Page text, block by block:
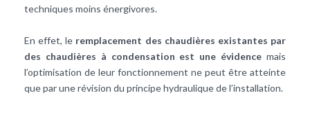
techniques moins énergivores.
En effet, le remplacement des chaudières existantes par
des chaudières à condensation est une évidence mais
l’optimisation de leur fonctionnement ne peut être atteinte
que par une révision du principe hydraulique de l’installation.